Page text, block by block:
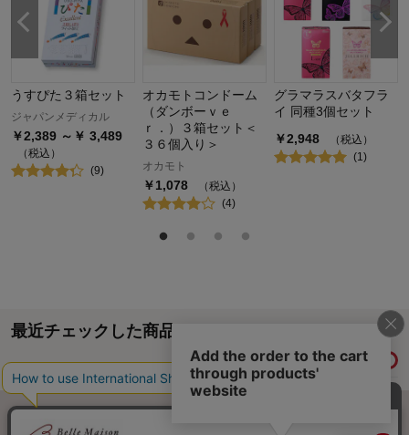
うすぴた３箱セット
ジャパンメディカル
￥2,389 ～￥ 3,489
（税込）
(9)
オカモトコンドーム
（ダンボーｖｅ
ｒ．）３箱セット＜
３６個入り＞
オカモト
￥1,078
（税込）
(4)
グラマラスバタフラ
イ 同種3個セット
￥2,948
（税込）
(1)
最近チェックした商品
履歴情報を残す